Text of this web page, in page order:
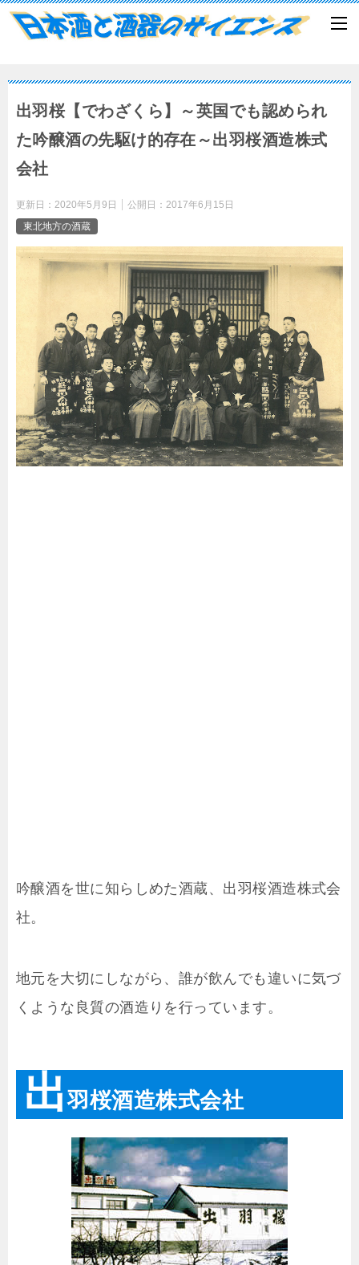
出羽桜【でわざくら】～英国でも認められ
た吟醸酒の先駆け的存在～出羽桜酒造株式
会社
更新日： 2020年5月9日 公開日： 2017年6月15日
東北地方の酒蔵
吟醸酒を世に知らしめた酒蔵、出羽桜酒造株式会
社。
地元を大切にしながら、誰が飲んでも違いに気づ
くような良質の酒造りを行っています。
出羽桜酒造株式会社